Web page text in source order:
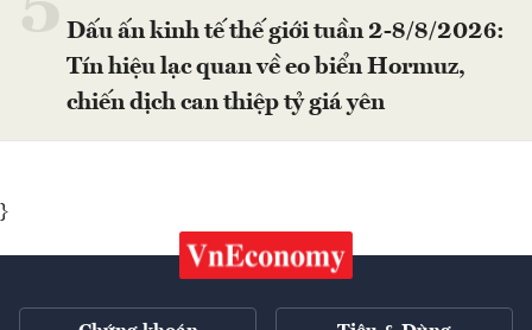
Dấu ấn kinh tế thế giới tuần 2-8/8/2026:
Tín hiệu lạc quan về eo biển Hormuz,
chiến dịch can thiệp tỷ giá yên
}